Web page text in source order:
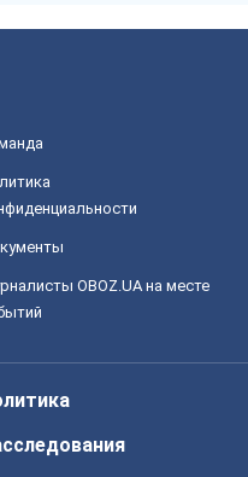
OBOZ.UA на месте